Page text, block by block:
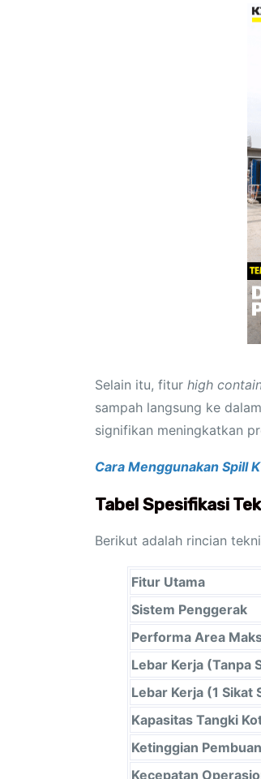
Selain itu, fitur high
sampah langsung ke
signifikan meningkatkan
Cara Menggunakan Spill
Tabel Spesifikasi
Berikut adalah rincian
Fitur Utama
Sistem Penggerak
Performa Area
Lebar Kerja (Tanpa
Lebar Kerja (1 Sikat
Kapasitas Tangki
Ketinggian
Kecepatan